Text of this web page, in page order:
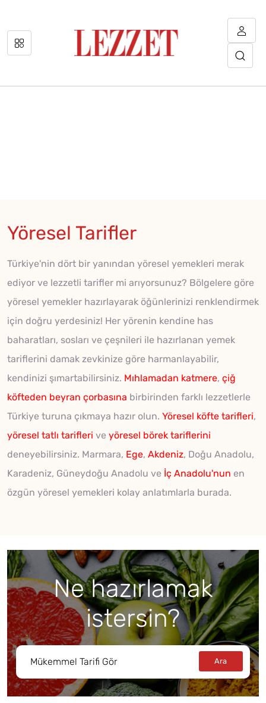
Yöresel Tarifler
Türkiye'nin dört bir yanından yöresel yemekleri merak
ediyor ve lezzetli tarifler mi arıyorsunuz? Bölgelere göre
yöresel yemekler hazırlayarak öğünlerinizi renklendirmek
için doğru yerdesiniz! Her yörenin kendine has
baharatları, sosları ve çeşnileri ile hazırlanan yemek
tariflerini damak zevkinize göre harmanlayabilir,
kendinizi şımartabilirsiniz. Mıhlamadan katmere, çiğ
köfteden beyran çorbasına birbirinden farklı lezzetlerle
Türkiye turuna çıkmaya hazır olun. Yöresel köfte tarifleri,
yöresel tatlı tarifleri ve yöresel börek tariflerini
deneyebilirsiniz. Marmara, Ege, Akdeniz, Doğu Anadolu,
Karadeniz, Güneydoğu Anadolu ve İç Anadolu'nun en
özgün yöresel yemekleri kolay anlatımlarla burada.
Ne hazırlamak
istersin?